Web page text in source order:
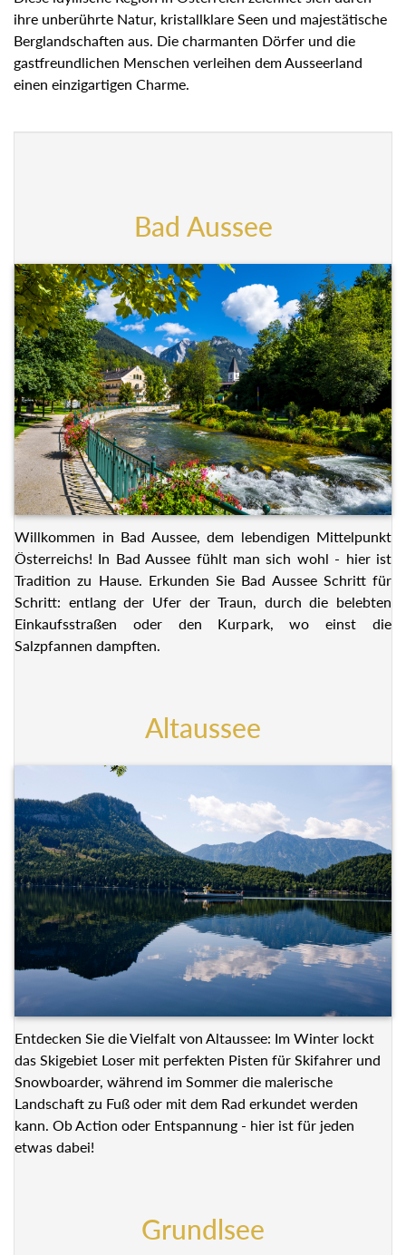
ihre unberührte Natur, kristallklare Seen und majestätische
Berglandschaften aus. Die charmanten Dörfer und die
gastfreundlichen Menschen verleihen dem Ausseerland
einen einzigartigen Charme.
Bad Aussee
Willkommen in Bad Aussee, dem lebendigen Mittelpunkt
Österreichs! In Bad Aussee fühlt man sich wohl - hier ist
Tradition zu Hause. Erkunden Sie Bad Aussee Schritt für
Schritt: entlang der Ufer der Traun, durch die belebten
Einkaufsstraßen oder den Kurpark, wo einst die
Salzpfannen dampften.
Altaussee
Entdecken Sie die Vielfalt von Altaussee: Im Winter lockt
das Skigebiet Loser mit perfekten Pisten für Skifahrer und
Snowboarder, während im Sommer die malerische
Landschaft zu Fuß oder mit dem Rad erkundet werden
kann. Ob Action oder Entspannung - hier ist für jeden
etwas dabei!
Grundlsee